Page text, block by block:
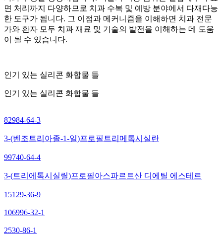
면 처리까지 다양하므로 치과 수복 및 예방 분야에서 다재다능
한 도구가 됩니다. 그 이점과 메커니즘을 이해하면 치과 전문
가와 환자 모두 치과 재료 및 기술의 발전을 이해하는 데 도움
이 될 수 있습니다.
인기 있는 실리콘 화합물 들
인기 있는 실리콘 화합물 들
82984-64-3
3-(벤조트리아졸-1-일)프로필트리메톡시실란
99740-64-4
3-(트리에톡시실릴)프로필아스파르트산 디에틸 에스테르
15129-36-9
106996-32-1
2530-86-1